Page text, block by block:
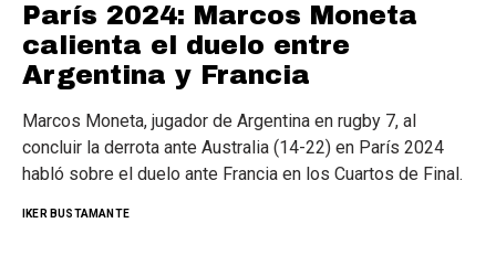
París 2024: Marcos Moneta
calienta el duelo entre
Argentina y Francia
Marcos Moneta, jugador de Argentina en rugby 7, al
concluir la derrota ante Australia (14-22) en París 2024
habló sobre el duelo ante Francia en los Cuartos de Final.
IKER BUSTAMANTE